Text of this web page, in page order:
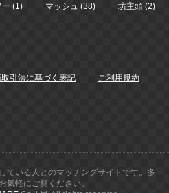
ー (1) マッシュ (38) 坊主頭 (2)
引法に基づく表記 ご利用規約
ている人とのマッチングサイトです。多
気軽にご覧ください。